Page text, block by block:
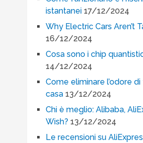
istantanei 17/12/2024
Why Electric Cars Aren’t
16/12/2024
Cosa sono i chip
14/12/2024
Come eliminare l’odore
casa 13/12/2024
Chi è meglio: Alibaba,
Wish? 13/12/2024
Le recensioni su